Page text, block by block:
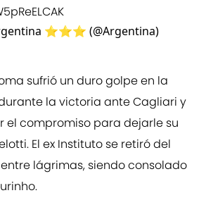
⭐⭐⭐ (@Argentina)
sufrió un duro golpe en la
la victoria ante Cagliari y
el compromiso para dejarle su
El ex Instituto se retiró del
lágrimas, siendo consolado